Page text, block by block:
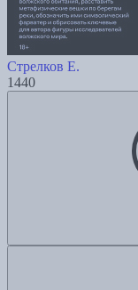
Стрелков Е.
1440